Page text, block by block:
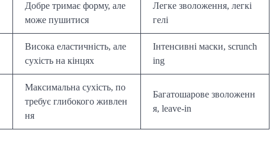
Добре тримає форму, але
може пушитися
Легке зволоження, легкі
гелі
Висока еластичність, але
сухість на кінцях
Інтенсивні маски, scrunch
ing
Максимальна сухість, по
требує глибокого живлен
ня
Багатошарове зволоженн
я, leave-in